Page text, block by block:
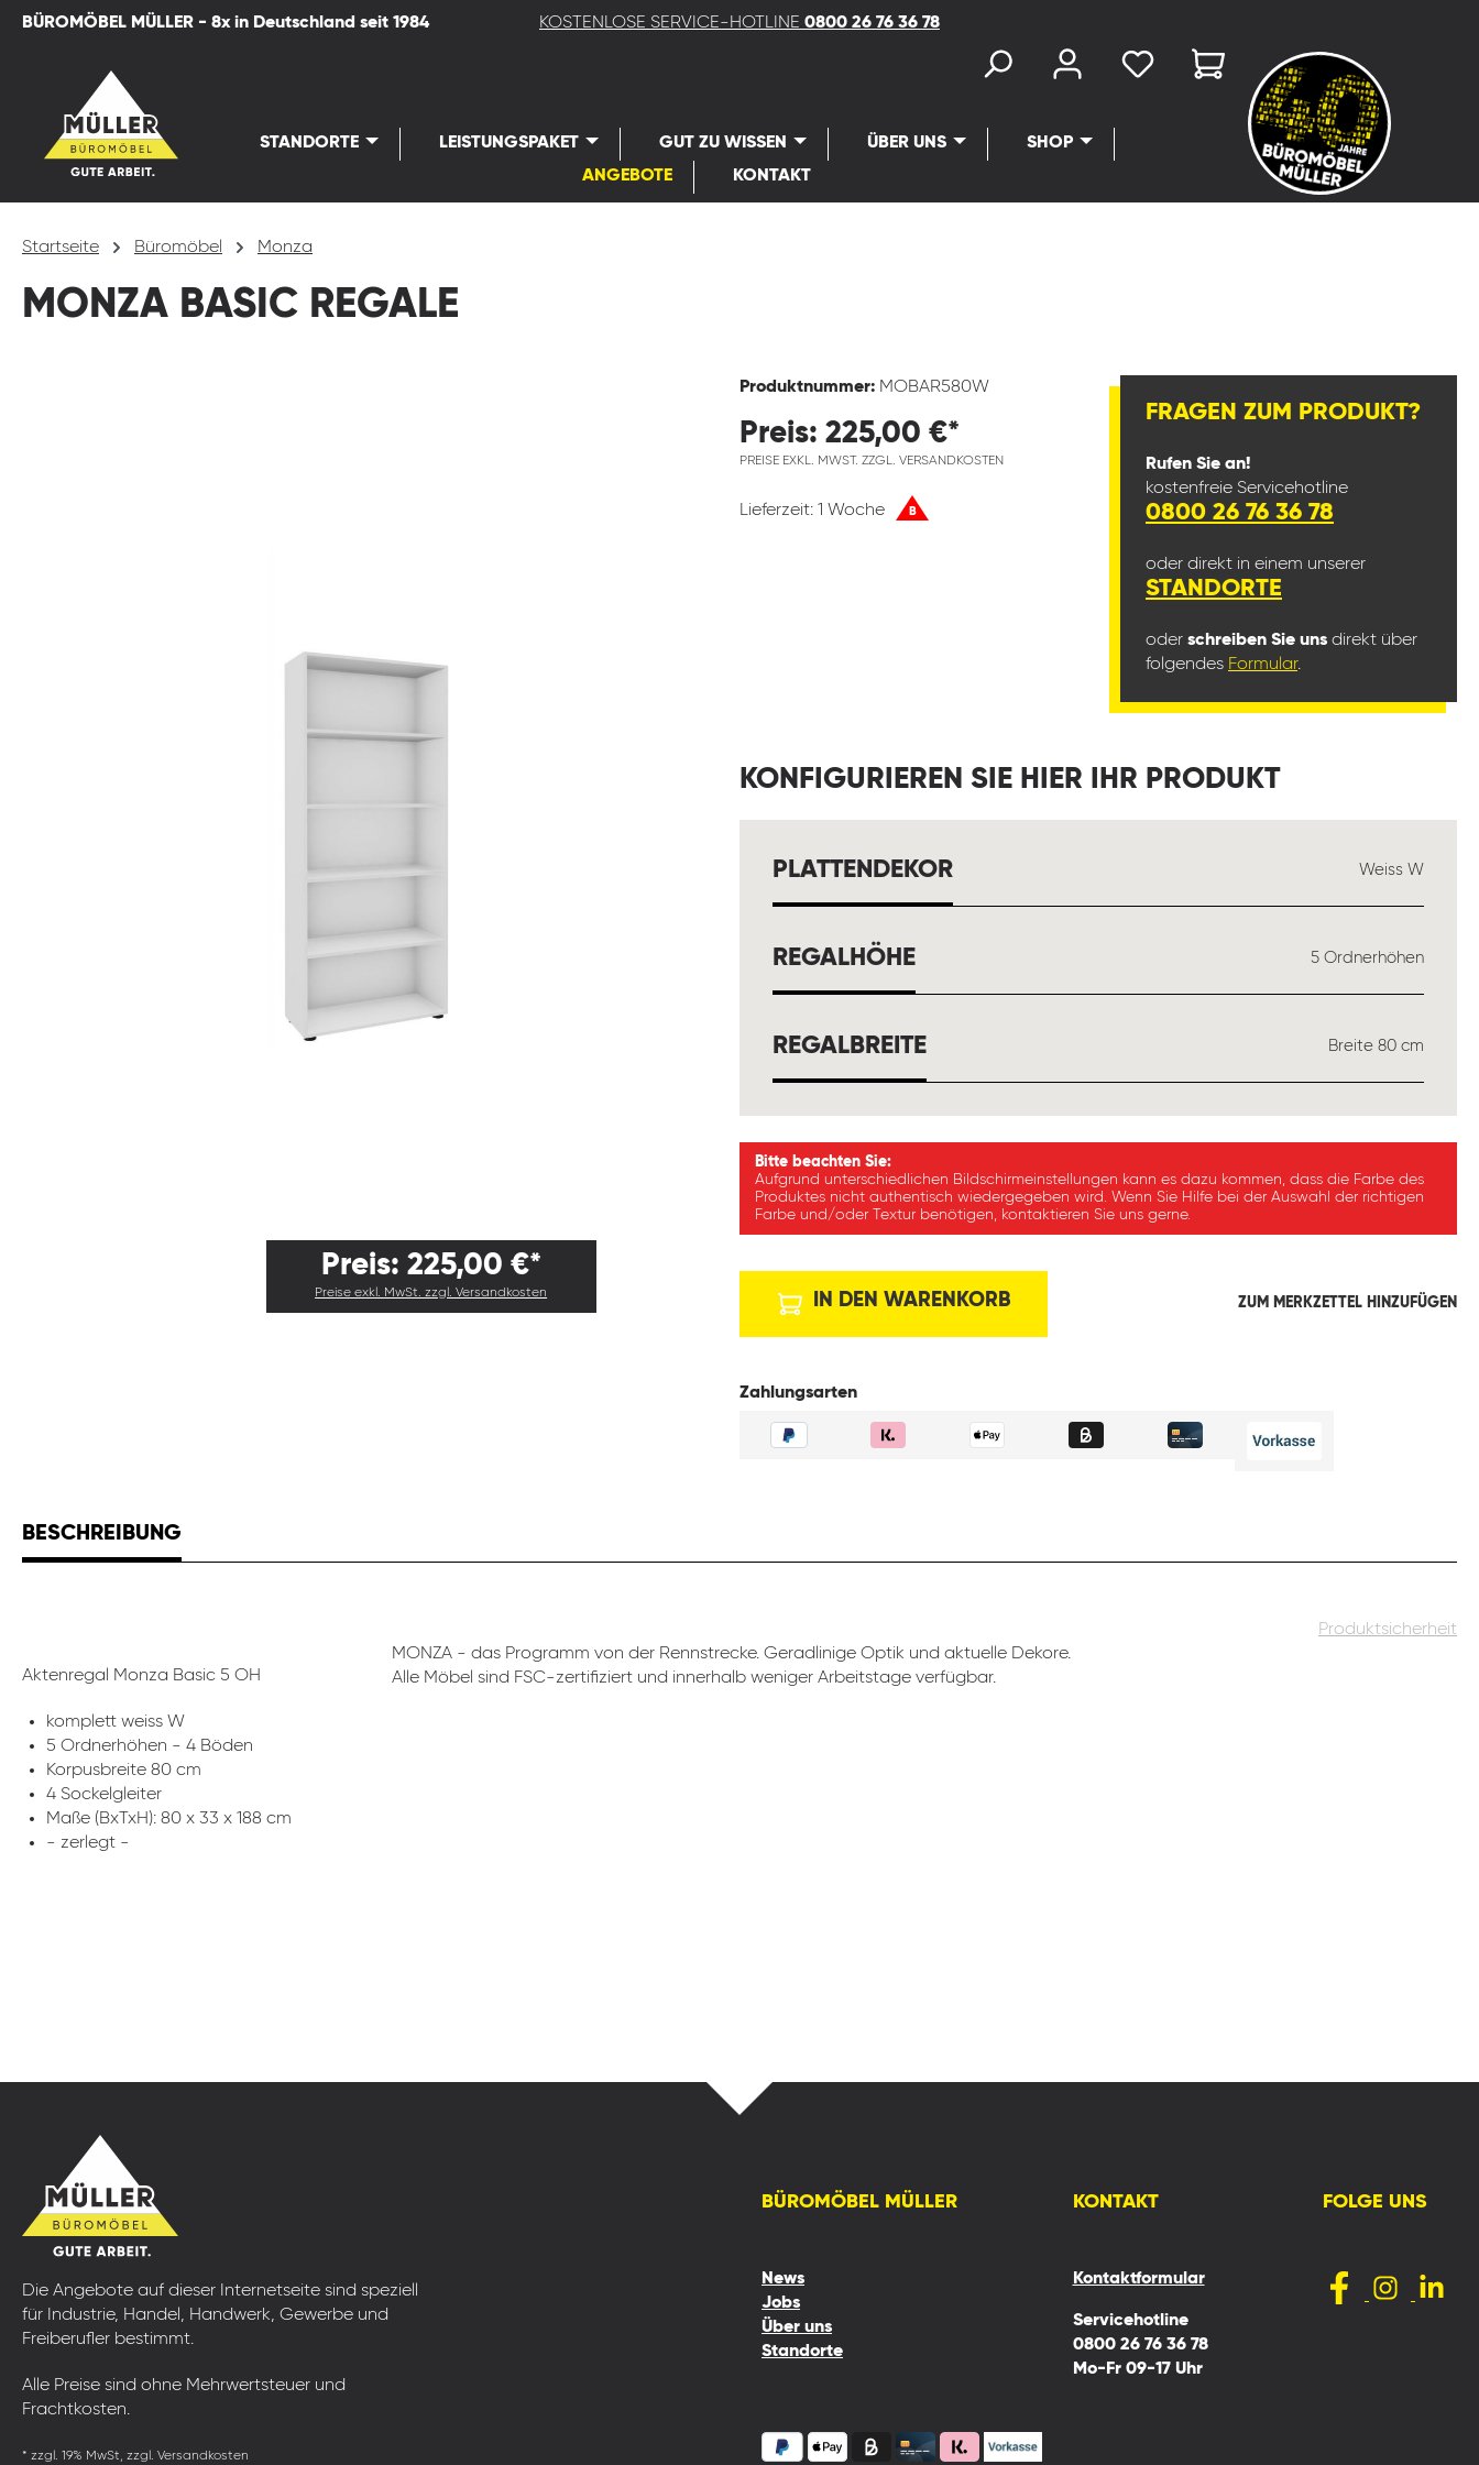
Zur Hauptnavigation springen
BÜROMÖBEL MÜLLER - 8x in Deutschland seit 1984 KOSTENLOSE SERVICE-HOTLINE 0800 26 76 36 78
STANDORTE LEISTUNGSPAKET GUT ZU WISSEN ÜBER UNS
SHOP
ANGEBOTE
KONTAKT
Startseite Büromöbel Monza
MONZA BASIC REGALE
Preis: 225,00 €*
Preise exkl. MwSt. zzgl. Versandkosten
Produktnummer: MOBAR580W
Preis: 225,00 €*
PREISE EXKL. MWST. ZZGL. VERSANDKOSTEN
Lieferzeit: 1 Woche B
FRAGEN ZUM PRODUKT?
Rufen Sie an!
kostenfreie Servicehotline
0800 26 76 36 78
oder direkt in einem unserer
STANDORTE
oder schreiben Sie uns direkt über
folgendes Formular.
KONFIGURIEREN SIE HIER IHR PRODUKT
PLATTENDEKORAUSWÄHLEN Weiss W
REGALHÖHEAUSWÄHLEN 5 Ordnerhöhen
REGALBREITEAUSWÄHLEN Breite 80 cm
Bitte beachten Sie:
Aufgrund unterschiedlichen Bildschirmeinstellungen kann es dazu kommen, dass die Farbe des
Produktes nicht authentisch wiedergegeben wird. Wenn Sie Hilfe bei der Auswahl der richtigen
Farbe und/oder Textur benötigen, kontaktieren Sie uns gerne.
IN DEN WARENKORB ZUM MERKZETTEL HINZUFÜGEN
Zahlungsarten
BESCHREIBUNG
Produktsicherheit
Aktenregal Monza Basic 5 OH
komplett weiss W
5 Ordnerhöhen - 4 Böden
Korpusbreite 80 cm
4 Sockelgleiter
Maße (BxTxH): 80 x 33 x 188 cm
- zerlegt -
MONZA - das Programm von der Rennstrecke. Geradlinige Optik und aktuelle Dekore.
Alle Möbel sind FSC-zertifiziert und innerhalb weniger Arbeitstage verfügbar.
Die Angebote auf dieser Internetseite sind speziell
für Industrie, Handel, Handwerk, Gewerbe und
Freiberufler bestimmt.
Alle Preise sind ohne Mehrwertsteuer und
Frachtkosten.
* zzgl. 19% MwSt, zzgl. Versandkosten
BÜROMÖBEL MÜLLER
News
Jobs
Über uns
Standorte
KONTAKT
Kontaktformular
Servicehotline
0800 26 76 36 78
Mo-Fr 09-17 Uhr
FOLGE UNS